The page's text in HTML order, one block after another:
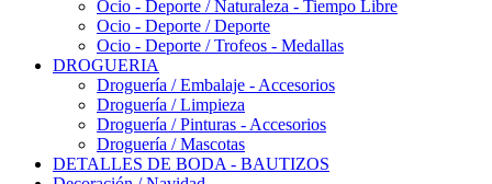
Ocio - Deporte / Naturaleza - Tiempo Libre
Ocio - Deporte / Deporte
Ocio - Deporte / Trofeos - Medallas
DROGUERIA
Droguería / Embalaje - Accesorios
Droguería / Limpieza
Droguería / Pinturas - Accesorios
Droguería / Mascotas
DETALLES DE BODA - BAUTIZOS